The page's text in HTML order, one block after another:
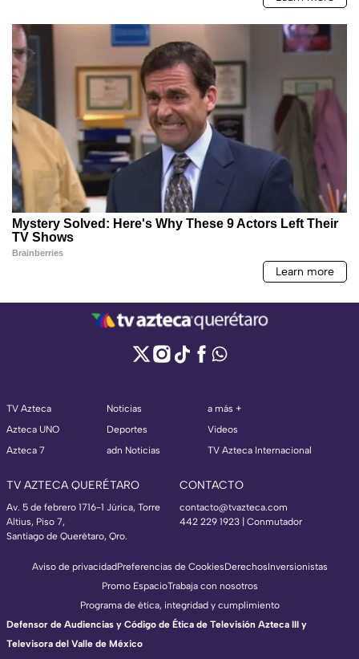
TV Azteca
Azteca UNO
Azteca 7
Noticias
Deportes
adn Noticias
a más +
Videos
TV Azteca Internacional
TV AZTECA QUERÉTARO
Av. 5 de febrero 1716-1 Júrica, Torre
Altius, Piso 7,
Santiago de Querétaro, Qro.
CONTACTO
contacto@tvazteca.com
442 229 1923 | Conmutador
Aviso de privacidadPreferencias de CookiesDerechosInversionistas
Promo EspacioTrabaja con nosotros
Programa de ética, integridad y cumplimiento
Defensor de Audiencias y Código de Ética de Televisión Azteca III y
Televisora del Valle de México